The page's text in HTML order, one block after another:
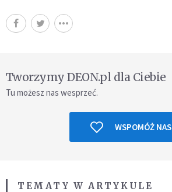
Tworzymy DEON.pl dla Ciebie
Tu możesz nas wesprzeć.
WSPOMÓŻ NAS
TEMATY W ARTYKULE